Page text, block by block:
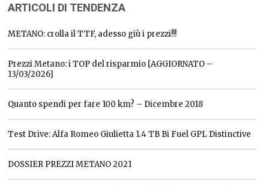
ARTICOLI DI TENDENZA
METANO: crolla il TTF, adesso giù i prezzi!!!
Prezzi Metano: i TOP del risparmio [AGGIORNATO –
13/03/2026]
Quanto spendi per fare 100 km? – Dicembre 2018
Test Drive: Alfa Romeo Giulietta 1.4 TB Bi Fuel GPL Distinctive
DOSSIER PREZZI METANO 2021